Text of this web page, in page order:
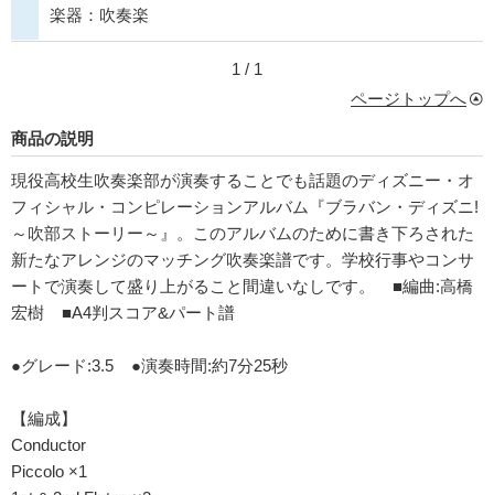
楽器：吹奏楽
1 / 1
ページトップへ
商品の説明
現役高校生吹奏楽部が演奏することでも話題のディズニー・オ
フィシャル・コンピレーションアルバム『ブラバン・ディズニ!
～吹部ストーリー～』。このアルバムのために書き下ろされた
新たなアレンジのマッチング吹奏楽譜です。学校行事やコンサ
ートで演奏して盛り上がること間違いなしです。 ■編曲:高橋
宏樹 ■A4判スコア&パート譜
●グレード:3.5 ●演奏時間:約7分25秒
【編成】
Conductor
Piccolo ×1